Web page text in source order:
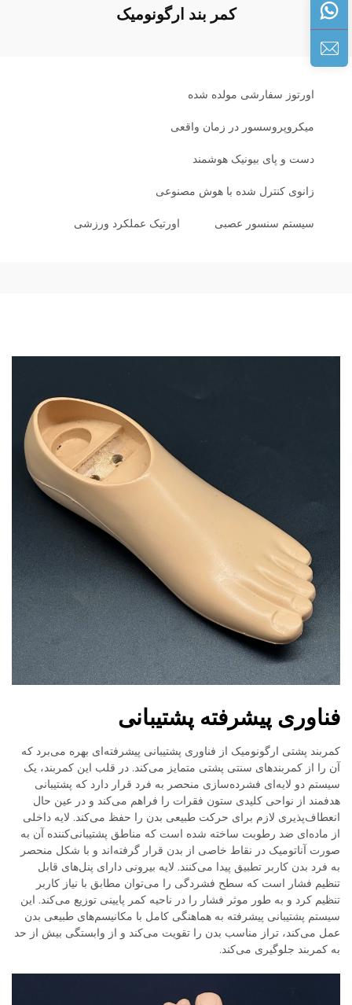
کمر بند ارگونومیک
اورتوز سفارشی مولده شده
میکروپروسسور در زمان واقعی
دست و پای بیونیک هوشمند
زانوی کنترل شده با هوش مصنوعی
سیستم سنسور عصبی اورتیک عملکرد ورزشی
فناوری پیشرفته پشتیبانی
کمربند پشتی ارگونومیک از فناوری پشتیبانی پیشرفته‌ای بهره می‌برد که
آن را از کمربندهای سنتی پشتی متمایز می‌کند. در قلب این کمربند، یک
سیستم دو لایه‌ای فشرده‌سازی منحصر به فرد قرار دارد که پشتیبانی
هدفمند از نواحی کلیدی ستون فقرات را فراهم می‌کند و در عین حال
انعطاف‌پذیری لازم برای حرکت طبیعی بدن را حفظ می‌کند. لایه داخلی
از ماده‌ای ضد رطوبت ساخته شده است که مناطق پشتیبانی‌کننده آن به
صورت آناتومیک در نقاط خاصی از بدن قرار گرفته‌اند و با شکل منحصر
به فرد بدن کاربر تطبیق پیدا می‌کنند. لایه بیرونی دارای پنل‌های قابل
تنظیم فشار است که سطح فشردگی را می‌توان مطابق با نیاز کاربر
تنظیم کرد و به طور موثر فشار را در ناحیه کمر پایینی توزیع می‌کند. این
سیستم پشتیبانی پیشرفته به هماهنگی کامل با مکانیسم‌های طبیعی بدن
عمل می‌کند، تراز مناسب بدن را تقویت می‌کند و از وابستگی بیش از حد
به کمربند جلوگیری می‌کند.